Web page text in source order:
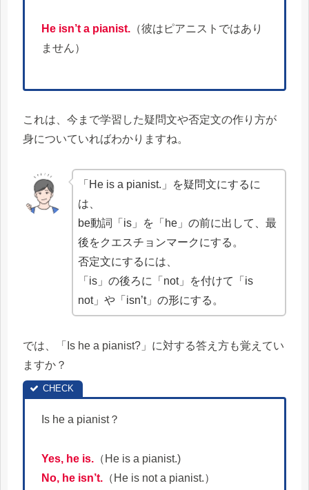
He isn’t a pianist. （彼はピアニストではあり
ません）
これは、今まで学習した疑問文や否定文の作り方が
身についていればわかりますね。
「He is a pianist.」を疑問文にするに
は、
be動詞「is」を「he」の前に出して、最
後をクエスチョンマークにする。
否定文にするには、
「is」の後ろに「not」を付けて「is
not」や「isn’t」の形にする。
では、「Is he a pianist?」に対する答え方も覚えてい
ますか？
Is he a pianist？
Yes, he is. （He is a pianist.)
No, he isn’t. （He is not a pianist.）